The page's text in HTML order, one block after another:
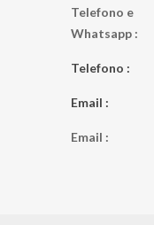
Telefono e
Whatsapp :
Telefono :
Email :
Email :